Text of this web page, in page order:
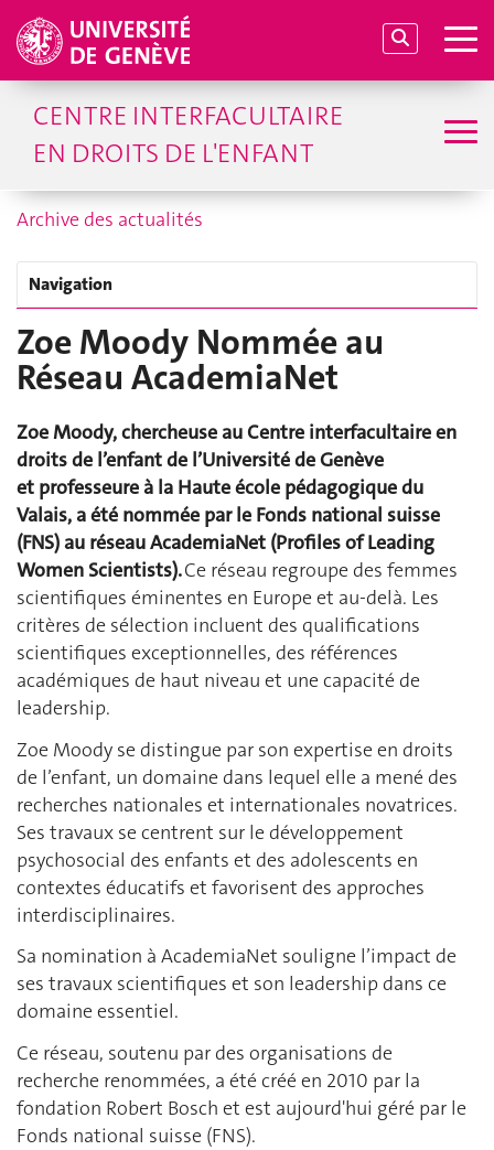
CENTRE INTERFACULTAIRE
EN DROITS DE L'ENFANT
Archive des actualités
Navigation
Zoe Moody Nommée au
Réseau AcademiaNet
Zoe Moody, chercheuse au Centre interfacultaireen
droits de l’enfant de l’Université de Genève
et professeure à la Haute école pédagogique du
Valais, a été nommée par le Fonds national suisse
(FNS) au réseauAcademiaNet (Profiles of Leading
Women Scientists).Ce réseau regroupe des femmes
scientifiques éminentes en Europe et au-delà. Les
critères de sélection incluent des qualifications
scientifiques exceptionnelles, des références
académiques de haut niveau et une capacité de
leadership.
Zoe Moody se distingue par son expertise en droits
de l’enfant, un domaine dans lequel elle a mené des
recherches nationales et internationales novatrices.
Ses travaux se centrent sur le développement
psychosocial des enfants et des adolescents en
contextes éducatifs et favorisent des approches
interdisciplinaires.
Sa nomination à AcademiaNet souligne l’impact de
ses travaux scientifiques et son leadership dans ce
domaine essentiel.
Ce réseau, soutenu par des organisations de
recherche renommées, a été créé en 2010 par la
fondation Robert Bosch et est aujourd'hui géré par le
Fonds national suisse (FNS).